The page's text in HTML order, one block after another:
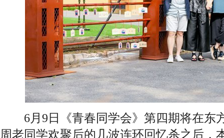
6月9日《青春同学会》第四期将在东
周老同学欢聚后的几波连环回忆杀之后，